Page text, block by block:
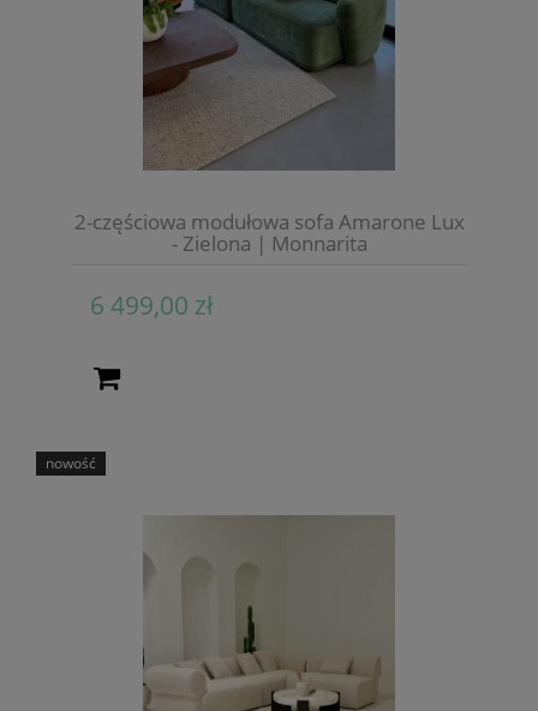
2-częściowa modułowa sofa Amarone Lux
- Zielona | Monnarita
6 499,00 zł
nowość